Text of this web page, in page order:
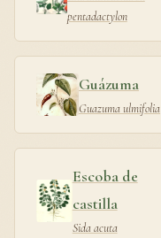
pentadactylon
Guázuma
Guazuma ulmifolia
Escoba de
castilla
Sida acuta